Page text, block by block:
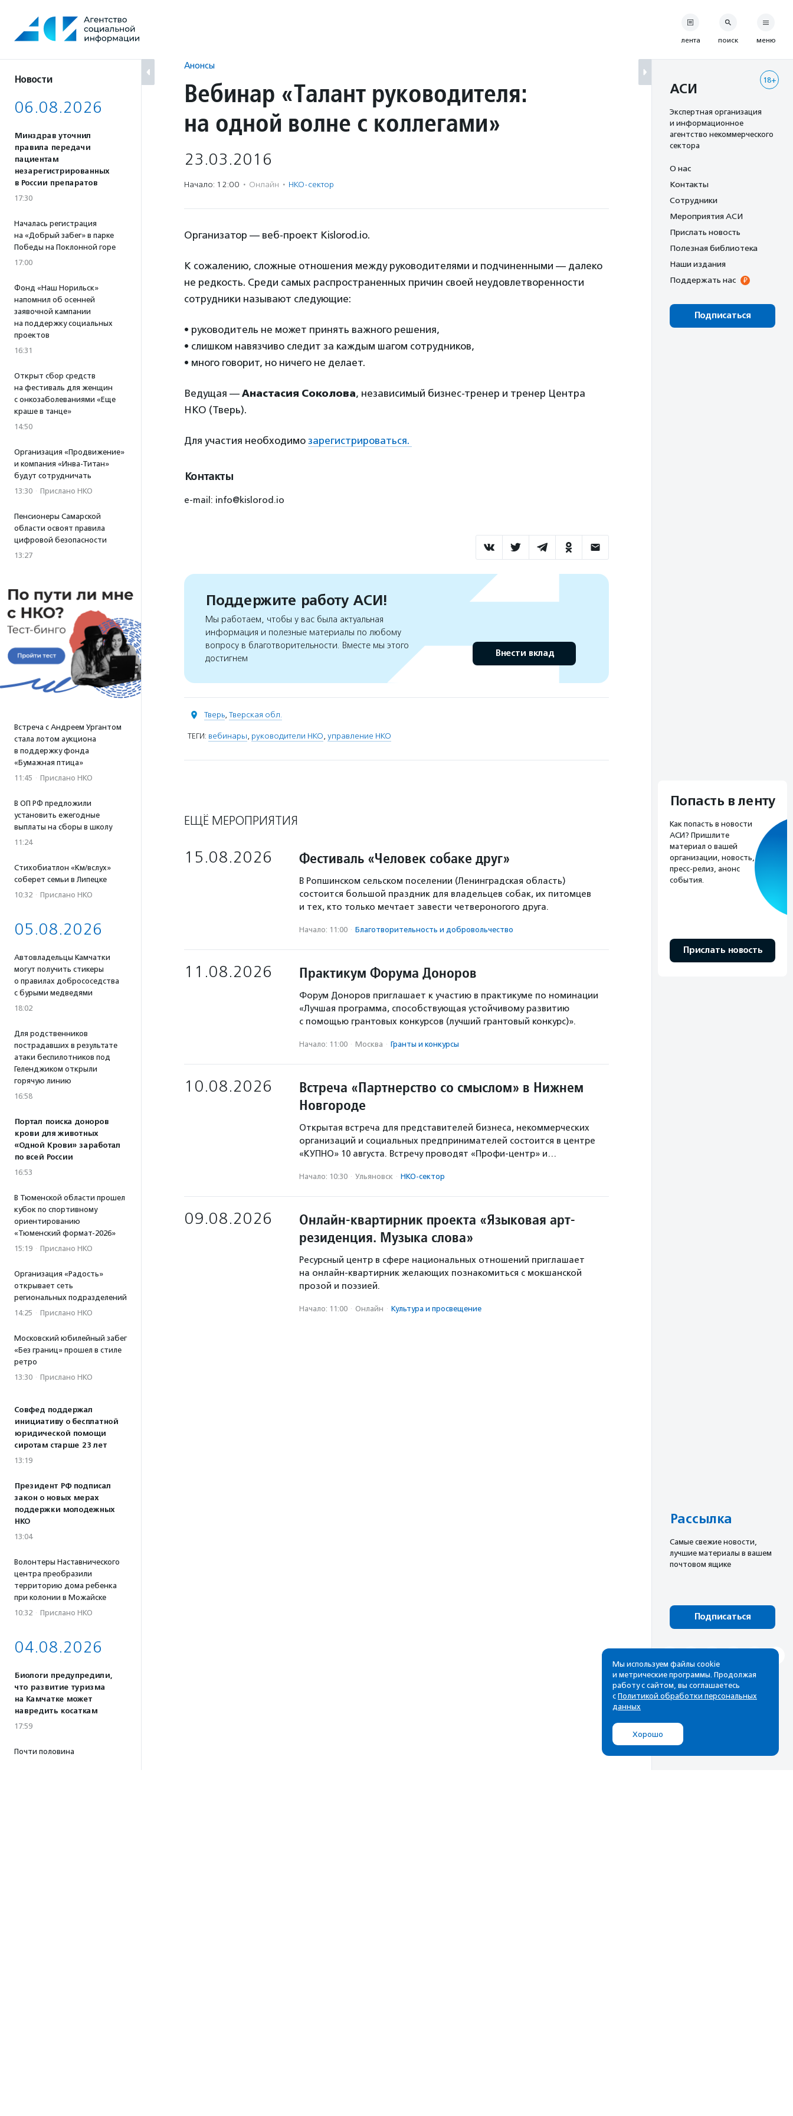
содержанию
Новости
06.08.2026
Минздрав уточнил
правила передачи
пациентам
незарегистрированных
в России препаратов
17:30
Началась регистрация
на «Добрый забег» в парке
Победы на Поклонной горе
17:00
Фонд «Наш Норильск»
напомнил об осенней
заявочной кампании
на поддержку социальных
проектов
16:31
Открыт сбор средств
на фестиваль для женщин
с онкозаболеваниями «Еще
краше в танце»
14:50
Организация «Продвижение»
и компания «Инва-Титан»
будут сотрудничать
13:30 · Прислано НКО
Пенсионеры Самарской
области освоят правила
цифровой безопасности
13:27
Встреча с Андреем Ургантом
стала лотом аукциона
в поддержку фонда
«Бумажная птица»
11:45 · Прислано НКО
В ОП РФ предложили
установить ежегодные
выплаты на сборы в школу
11:24
Стихобиатлон «Км/вслух»
соберет семьи в Липецке
10:32 · Прислано НКО
05.08.2026
Автовладельцы Камчатки
могут получить стикеры
о правилах добрососедства
с бурыми медведями
18:02
Для родственников
пострадавших в результате
атаки беспилотников под
Геленджиком открыли
горячую линию
16:58
Портал поиска доноров
крови для животных
«Одной Крови» заработал
по всей России
16:53
В Тюменской области прошел
кубок по спортивному
ориентированию
«Тюменский формат-2026»
15:19 · Прислано НКО
Организация «Радость»
открывает сеть
региональных подразделений
14:25 · Прислано НКО
Московский юбилейный забег
«Без границ» прошел в стиле
ретро
13:30 · Прислано НКО
Совфед поддержал
инициативу о бесплатной
юридической помощи
сиротам старше 23 лет
13:19
Президент РФ подписал
закон о новых мерах
поддержки молодежных
НКО
13:04
Волонтеры Наставнического
центра преобразили
территорию дома ребенка
при колонии в Можайске
10:32 · Прислано НКО
04.08.2026
Биологи предупредили,
что развитие туризма
на Камчатке может
навредить косаткам
17:59
Почти половина
Анонсы
Вебинар «Талант руководителя:
на одной волне с коллегами»
23.03.2016
Начало: 12:00 · Онлайн · НКО-сектор
Организатор — веб-проект Kislorod.io.
К сожалению, сложные отношения между руководителями и подчиненными — далеко
не редкость. Среди самых распространенных причин своей неудовлетворенности
сотрудники называют следующие:
• руководитель не может принять важного решения,
• слишком навязчиво следит за каждым шагом сотрудников,
• много говорит, но ничего не делает.
Ведущая — Анастасия Соколова, независимый бизнес-тренер и тренер Центра
НКО (Тверь).
Для участия необходимо зарегистрироваться.
Контакты
e-mail: info@kislorod.io
Поддержите работу АСИ!
Мы работаем, чтобы у вас была актуальная
информация и полезные материалы по любому
вопросу в благотворительности. Вместе мы этого
достигнем
Внести вклад
Тверь, Тверская обл.
ТЕГИ: вебинары, руководители НКО, управление НКО
ЕЩЁ МЕРОПРИЯТИЯ
15.08.2026 Фестиваль «Человек собаке друг»
В Ропшинском сельском поселении (Ленинградская область)
состоится большой праздник для владельцев собак, их питомцев
и тех, кто только мечтает завести четвероногого друга.
Начало: 11:00 · Благотвори­тель­ность и доброволь­чест­во
11.08.2026 Практикум Форума Доноров
Форум Доноров приглашает к участию в практикуме по номинации
«Лучшая программа, способствующая устойчивому развитию
с помощью грантовых конкурсов (лучший грантовый конкурс)».
Начало: 11:00 · Москва · Гранты и конкурсы
10.08.2026
Встреча «Партнерство со смыслом» в Нижнем
Новгороде
Открытая встреча для представителей бизнеса, некоммерческих
организаций и социальных предпринимателей состоится в центре
«КУПНО» 10 августа. Встречу проводят «Профи-центр» и…
Начало: 10:30 · Ульяновск · НКО-сектор
09.08.2026
Онлайн-квартирник проекта «Языковая арт-
резиденция. Музыка слова»
Ресурсный центр в сфере национальных отношений приглашает
на онлайн-квартирник желающих познакомиться с мокшанской
прозой и поэзией.
Начало: 11:00 · Онлайн · Культура и просвещение
лента поиск меню
18+
АСИ
Экспертная организация
и информационное
агентство некоммерческого
сектора
О нас
Контакты
Сотрудники
Мероприятия АСИ
Прислать новость
Полезная библиотека
Наши издания
Поддержать нас
Подписаться
Попасть в ленту
Как попасть в новости
АСИ? Пришлите
материал о вашей
организации, новость,
пресс-релиз, анонс
события.
Прислать новость
Рассылка
Cамые свежие новости,
лучшие материалы в вашем
почтовом ящике
Подписаться
Мы используем файлы cookie
и метрические программы. Продолжая
работу с сайтом, вы соглашаетесь
с Политикой обработки персональных
данных
Хорошо